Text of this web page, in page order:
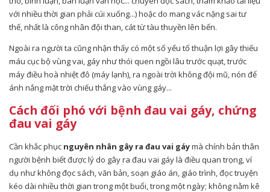
với nhiều thời gian phải cúi xuống...) hoặc do mang vác nặng sai tư
thế, nhất là công nhân đội than, cát từ tàu thuyền lên bến.
Ngoài ra người ta cũng nhận thấy có một số yếu tố thuận lợi gây thiếu
máu cục bộ vùng vai, gáy như thói quen ngồi lâu trước quạt, trước
máy điều hoà nhiệt đô (máy lạnh), ra ngoài trời không đội mũ, nón để
ánh nắng mặt trời chiếu thẳng vào vùng gáy...
Cách đối phó với bệnh đau vai gáy, chứng
đau vai gáy
Cần khắc phục nguyên nhân gây ra đau vai gáymà chính bản thân
người bệnh biết được lý do gây ra đau vai gáy là điều quan trọng, ví
dụ như không đọc sách, văn bản, soạn giáo án, giáo trình, đọc truyện
kéo dài nhiều thời gian trong một buổi, trong một ngày; không nằm kê